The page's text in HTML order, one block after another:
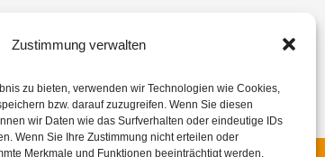
Zustimmung verwalten
zu bieten, verwenden wir Technologien wie Cookies,
bzw. darauf zuzugreifen. Wenn Sie diesen
wir Daten wie das Surfverhalten oder eindeutige IDs
Wenn Sie Ihre Zustimmung nicht erteilen oder
Merkmale und Funktionen beeinträchtigt werden.